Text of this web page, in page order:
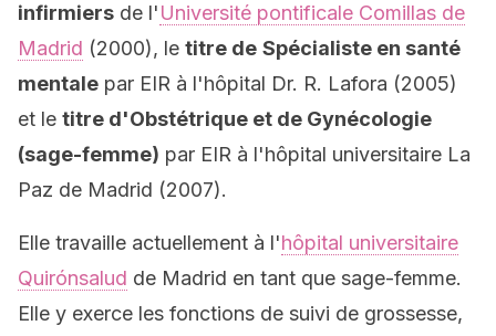
infirmiers de l'Université pontificale Comillas de
Madrid (2000), le titre de Spécialiste en santé
mentale par EIR à l'hôpital Dr. R. Lafora (2005)
et le titre d'Obstétrique et de Gynécologie
(sage-femme) par EIR à l'hôpital universitaire La
Paz de Madrid (2007).
Elle travaille actuellement à l'hôpital universitaire
Quirónsalud de Madrid en tant que sage-femme.
Elle y exerce les fonctions de suivi de grossesse,